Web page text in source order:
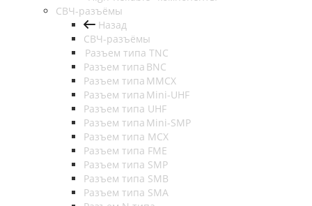
СВЧ-разъёмы
Назад
СВЧ-разъёмы
Разъем типа TNC
Разъем типа BNC
Разъем типа MMCX
Разъем типа Mini-UHF
Разъем типа UHF
Разъем типа Mini-SMP
Разъем типа MCX
Разъем типа FME
Разъем типа SMP
Разъем типа SMB
Разъем типа SMA